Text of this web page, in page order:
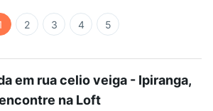
2 3 4 5
em rua celio veiga - Ipiranga,
na Loft